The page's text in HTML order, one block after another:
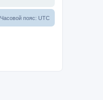
Часовой пояс: UTC